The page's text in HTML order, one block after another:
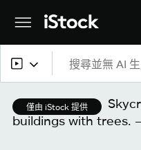
所有內容
圖片
僅由 iStock 提供
buildings with trees.